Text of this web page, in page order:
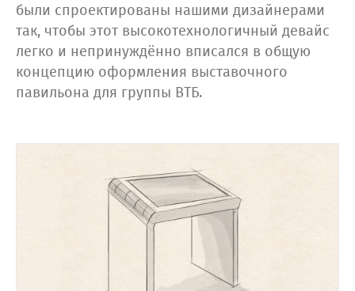
были спроектированы нашими дизайнерами
так, чтобы этот высокотехнологичный девайс
легко и непринуждённо вписался в общую
концепцию оформления выставочного
павильона для группы ВТБ.